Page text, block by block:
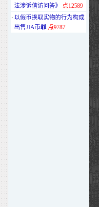
法涉诉信访问答》
点12589
· 以假币换取实物的行为构成
出售JIA币罪 点9787